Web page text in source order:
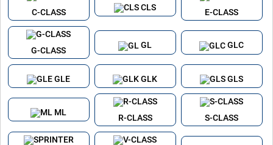
C-CLASS
CLS
E-CLASS
G-CLASS
GL GLC
GLE GLK GLS
ML
R-CLASS S-CLASS